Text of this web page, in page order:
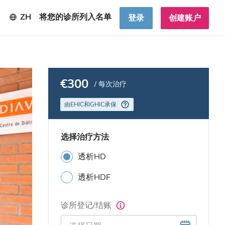
ZH 将您的诊所列入名单 登录 创建账户
€300 / 每次治疗
由EHIC和GHIC承保
选择治疗方法
透析HD
透析HDF
诊所登记/结账